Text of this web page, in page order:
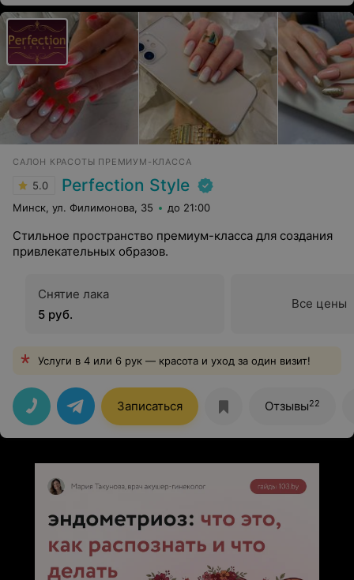
САЛОН КРАСОТЫ ПРЕМИУМ-КЛАССА
5.0 Perfection Style
Минск, ул. Филимонова, 35 до 21:00
Стильное пространство премиум-класса для создания
привлекательных образов.
Снятие лака
5 руб.
Все цены
Услуги в 4 или 6 рук — красота и уход за один визит!
Записаться Отзывы22